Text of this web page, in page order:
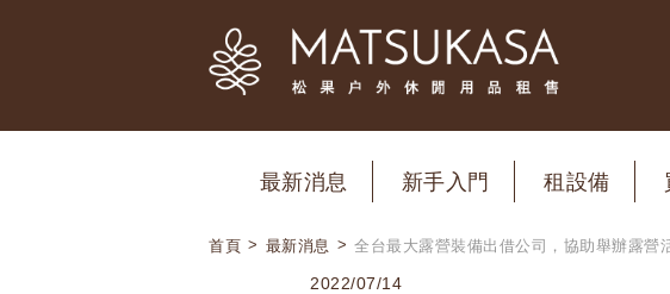
最新消息 新手入門 租設備
首頁 > 最新消息 > 全台最大露營裝備出借公司，協助舉辦露營
2022/07/14